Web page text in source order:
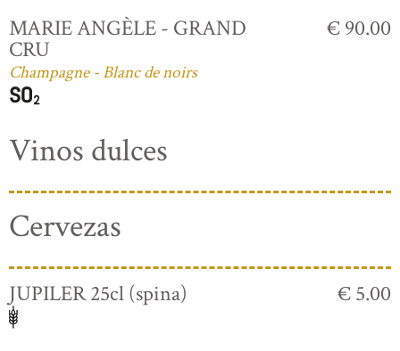
MARIE ANGÈLE - GRAND
CRU
Champagne - Blanc de noirs
€ 90.00
Vinos dulces
Cervezas
JUPILER 25cl (spina) € 5.00